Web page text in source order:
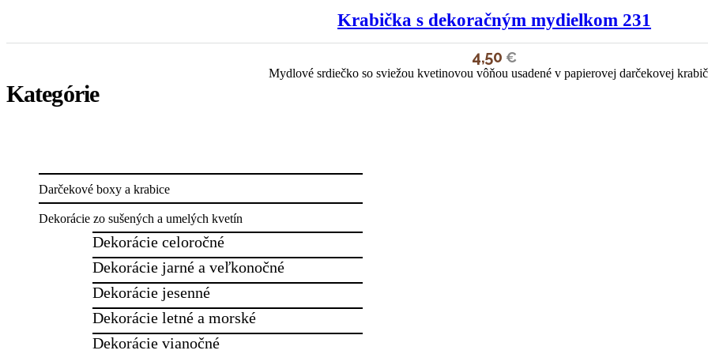
Krabička s dekoračným mydielkom 231
4,50 €
Mydlové srdiečko so sviežou kvetinovou vôňou usadené v papierovej darčekovej
Darčekové boxy a krabice
Dekorácie zo sušených a umelých kvetín
Dekorácie celoročné
Dekorácie jarné a veľkonočné
Dekorácie jesenné
Dekorácie letné a morské
Dekorácie vianočné